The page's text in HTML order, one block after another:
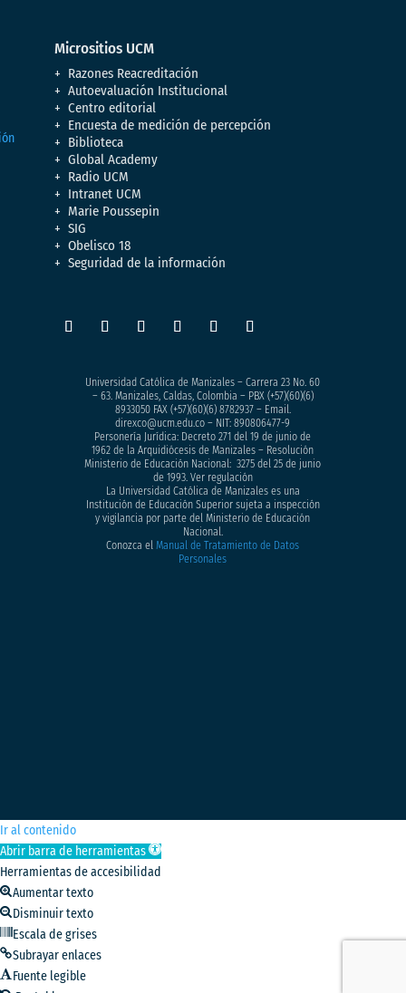
Micrositios UCM
Razones Reacreditación
Autoevaluación Institucional
Centro editorial
Encuesta de medición de percepción
Biblioteca
Global Academy
Radio UCM
Intranet UCM
Marie Poussepin
SIG
Obelisco 18
Seguridad de la información
Universidad Católica de Manizales – Carrera 23 No. 60
– 63. Manizales, Caldas, Colombia – PBX (+57)(60)(6)
8933050FAX (+57)(60)(6) 8782937 – Email.
direxco@ucm.edu.co – NIT: 890806477-9
Personería Jurídica: Decreto 271 del 19 de junio de
1962 de la Arquidiócesis de Manizales – Resolución
Ministerio de Educación Nacional: 3275 del 25 de junio
de 1993. Ver regulación
La Universidad Católica de Manizales es una
Institución de Educación Superior sujeta a inspección
y vigilancia por parte del Ministerio de Educación
Nacional.
Conozca elManual de Tratamiento de Datos
Personales
Ir al contenido
Abrir barra de herramientas
Herramientas de accesibilidad
Aumentar texto
Disminuir texto
Escala de grises
Subrayar enlaces
Fuente legible